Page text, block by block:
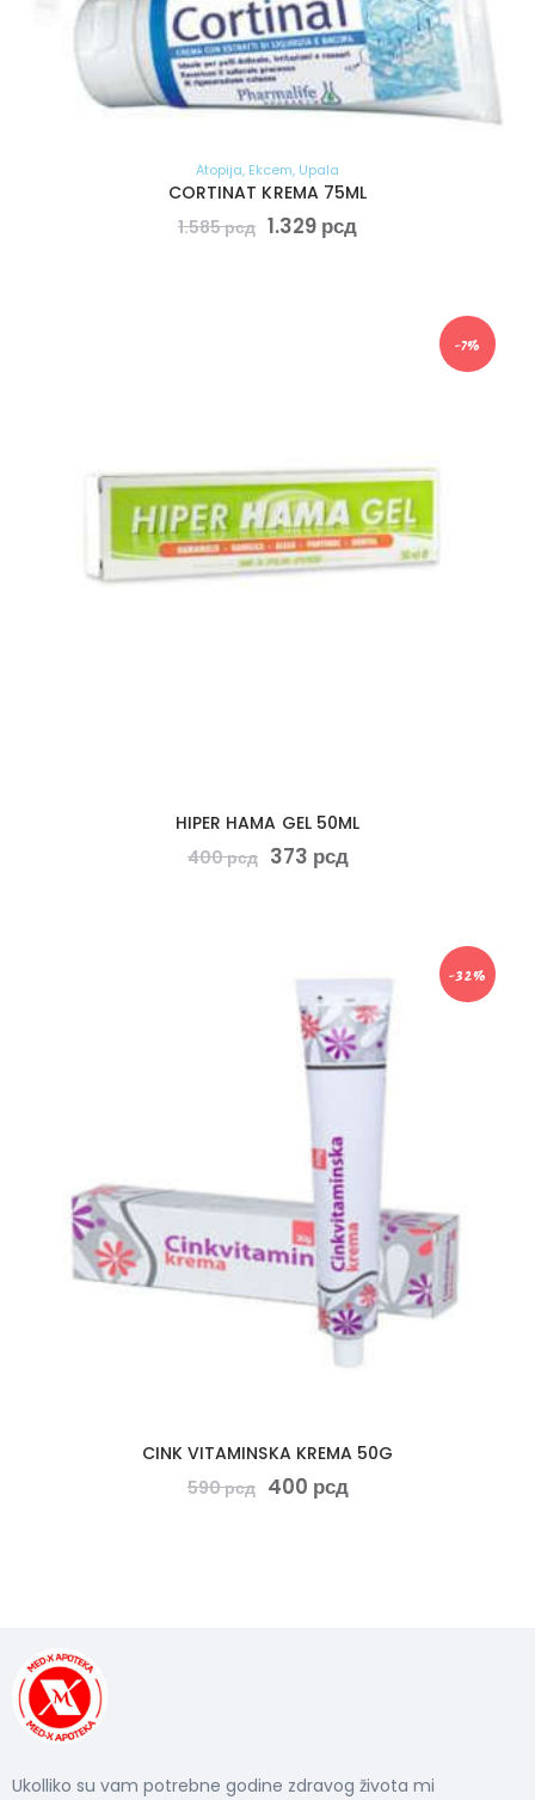
Atopija, Ekcem, Upala
CORTINAT KREMA 75ML
1.585рсд 1.329 рсд
-7%
HIPER HAMA GEL 50ML
400рсд 373 рсд
-32%
CINK VITAMINSKA KREMA 50G
590рсд 400 рсд
Ukolliko su vam potrebne godine zdravog života mi